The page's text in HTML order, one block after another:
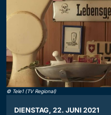
© Tele1 (TV Regional)
DIENSTAG, 22. JUNI 2021